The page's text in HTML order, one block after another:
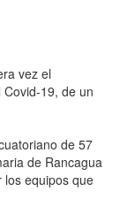
vez el
19, de un
de 57
de Rancagua
equipos que